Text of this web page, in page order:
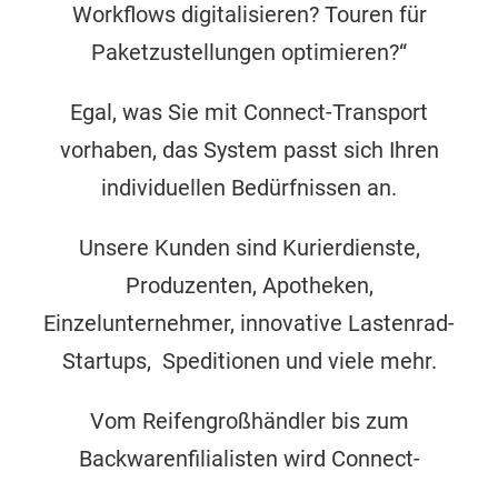
Workflows digitalisieren? Touren für
Paketzustellungen optimieren?“
Egal, was Sie mit Connect-Transport
vorhaben, das System passt sich Ihren
individuellen Bedürfnissen an.
Unsere Kunden sind Kurierdienste,
Produzenten, Apotheken,
Einzelunternehmer, innovative Lastenrad-
Startups, Speditionen und viele mehr.
Vom Reifengroßhändler bis zum
Backwarenfilialisten wird Connect-